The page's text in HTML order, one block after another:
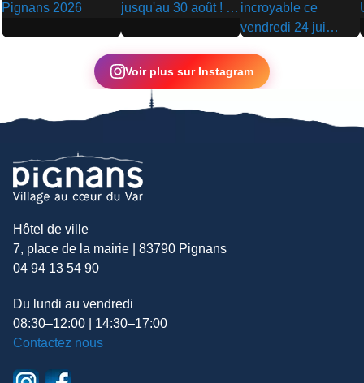
▶ ▶
▶
Voir plus sur Instagram
Hôtel de ville
7, place de la mairie | 83790 Pignans
04 94 13 54 90
Du lundi au vendredi
08:30–12:00 | 14:30–17:00
Contactez nous